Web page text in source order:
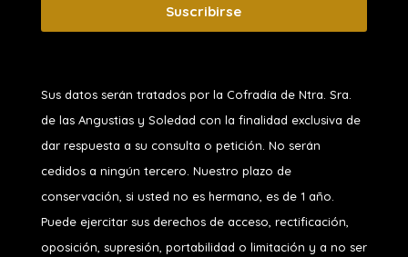
Suscribirse
Sus datos serán tratados por la Cofradía de Ntra. Sra.
de las Angustias y Soledad con la finalidad exclusiva de
dar respuesta a su consulta o petición. No serán
cedidos a ningún tercero. Nuestro plazo de
conservación, si usted no es hermano, es de 1 año.
Puede ejercitar sus derechos de acceso, rectificación,
oposición, supresión, portabilidad o limitación y a no ser